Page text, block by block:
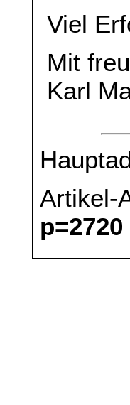
Viel
Mit
Karl
Artikel-
p=2720